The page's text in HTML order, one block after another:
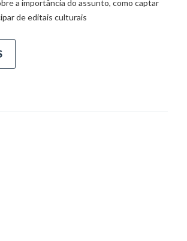
a importância do assunto, como captar
de editais culturais